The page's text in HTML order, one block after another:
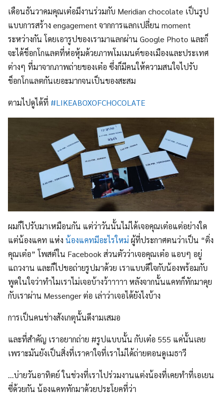
Search
for:
Search
เดือนธันวาคมคุณเต๋อมีงานร่วมกับ Meridian chocolate เป็นรูป
แบบการสร้าง engagement จากการแลกเปลี่ยน moment
ระหว่างกัน โดยเอารูปของเรามาแลกผ่าน Google Photo และก็
จะได้ช็อกโกแลตที่ห่อหุ้มด้วยภาพโมเมนต์ของเมืองและประเทศ
ต่างๆ ที่มาจากภาพถ่ายของเต๋อ ซึ่งก็มีคนให้ความสนใจไปรับ
ช็อกโกแลตกันเยอะมากจนเป็นของสะสม
ตามไปดูได้ที่ #LIKEABOXOFCHOCOLATE
ผมก็ไปรับมาเหมือนกัน แต่ว่าวันนั้นไม่ได้เจอคุณเต๋อแต่อย่างใด
แต่น้องแคท แห่ง น้องแคทมีอะไรใหม่ ผู้ที่ประกาศตนว่าเป็น “ติ่ง
คุณเต๋อ” โพสต์ใน Facebook ส่วนตัวว่าเจอคุณเต๋อ แอบๆ อยู่
แถวงาน และก็ไปขอถ่ายรูปมาด้วย เราแบบดีใจกับน้องพร้อมกับ
พูดในใจว่าทำไมเราไม่เจอบ้างว้าาาาา หลังจากนั้นแคทก็ทักมาคุย
กับเราผ่าน Messenger ต่อ เล่าว่าเจอได้ยังไงบ้าง
การเป็นคนช่างสังเกตุนั้นดีงามเสมอ
และที่สำคัญ เราอยากถ่าย #รูปแบบนั้น กับเต๋อ 555 แค่นั้นเลย
เพราะมันยังเป็นสิ่งที่เราคาใจที่เราไม่ได้ถ่ายตอนดูเมธาวี
…บ่ายวันอาทิตย์ ในช่วงที่เราไปร่วมงานแต่งน้องที่เคยทำที่เอเยน
ซี่ด้วยกัน น้องแคททักมาด้วยประโยคที่ว่า